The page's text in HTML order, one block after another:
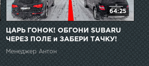
64:25
ЦАРЬ ГОНОК! ОБГОНИ SUBARU
ЧЕРЕЗ ПОЛЕ и ЗАБЕРИ ТАЧКУ!
Менеджер Антон